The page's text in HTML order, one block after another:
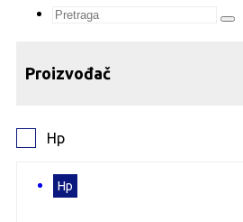
Search
Proizvođač
Hp
Hp